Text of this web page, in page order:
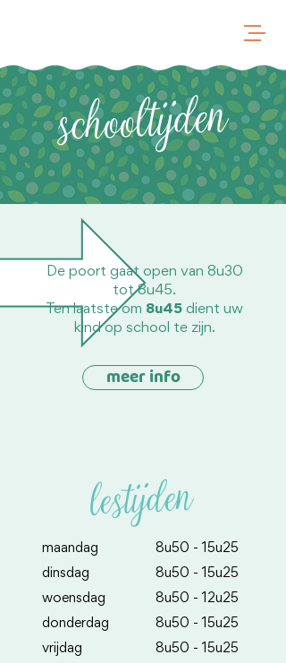
schooltijden
De poort gaat open van 8u30
tot 8u45.
Ten laatste om 8u45 dient uw
kind op school te zijn.
meer info
lestijden
maandag
​dinsdag
​woensdag
​donderdag
​vrijdag
8u50 - 15u25
​8u50 - 15u25
​8u50 - 12u25
​8u50 - 15u25
​8u50 - 15u25